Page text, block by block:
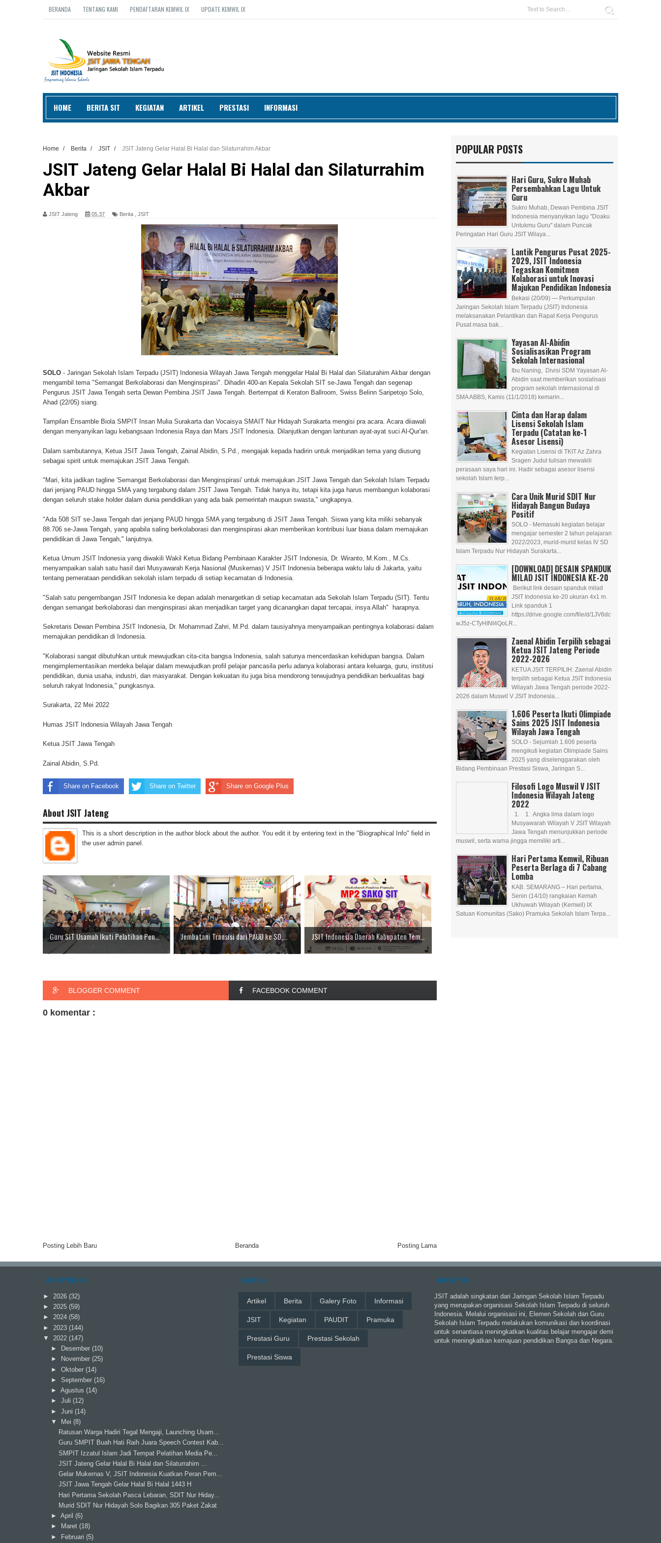
BERANDA TENTANG KAMI PENDAFTARAN KEMWIL IX UPDATE KEMWIL IX
HOME BERITA SIT KEGIATAN ARTIKEL PRESTASI INFORMASI
Home / Berita / JSIT / JSIT Jateng Gelar Halal Bi Halal dan Silaturrahim Akbar
JSIT Jateng Gelar Halal Bi Halal dan Silaturrahim
Akbar
JSIT Jateng 05.37 Berita JSIT
SOLO - Jaringan Sekolah Islam Terpadu (JSIT) Indonesia Wilayah Jawa Tengah menggelar Halal Bi Halal dan Silaturahim Akbar dengan
mengambil tema "Semangat Berkolaborasi dan Menginspirasi". Dihadiri 400-an Kepala Sekolah SIT se-Jawa Tengah dan segenap
Pengurus JSIT Jawa Tengah serta Dewan Pembina JSIT Jawa Tengah. Bertempat di Keraton Ballroom, Swiss Belinn Saripetojo Solo,
Ahad (22/05) siang.
Tampilan Ensamble Biola SMPIT Insan Mulia Surakarta dan Vocaisya SMAIT Nur Hidayah Surakarta mengisi pra acara. Acara diiawali
dengan menyanyikan lagu kebangsaan Indonesia Raya dan Mars JSIT Indonesia. Dilanjutkan dengan lantunan ayat-ayat suci Al-Qur'an.
Dalam sambutannya, Ketua JSIT Jawa Tengah, Zainal Abidin, S.Pd., mengajak kepada hadirin untuk menjadikan tema yang diusung
sebagai spirit untuk memajukan JSIT Jawa Tengah.
"Mari, kita jadikan tagline 'Semangat Berkolaborasi dan Menginspirasi' untuk memajukan JSIT Jawa Tengah dan Sekolah Islam Terpadu
dari jenjang PAUD hingga SMA yang tergabung dalam JSIT Jawa Tengah. Tidak hanya itu, tetapi kita juga harus membangun kolaborasi
dengan seluruh stake holder dalam dunia pendidikan yang ada baik pemerintah maupun swasta," ungkapnya.
"Ada 508 SIT se-Jawa Tengah dari jenjang PAUD hingga SMA yang tergabung di JSIT Jawa Tengah. Siswa yang kita miliki sebanyak
88.706 se-Jawa Tengah, yang apabila saling berkolaborasi dan menginspirasi akan memberikan kontribusi luar biasa dalam memajukan
pendidikan di Jawa Tengah," lanjutnya.
Ketua Umum JSIT Indonesia yang diwakili Wakil Ketua Bidang Pembinaan Karakter JSIT Indonesia, Dr. Wiranto, M.Kom., M.Cs.
menyampaikan salah satu hasil dari Musyawarah Kerja Nasional (Muskernas) V JSIT Indonesia beberapa waktu lalu di Jakarta, yaitu
tentang pemerataan pendidikan sekolah islam terpadu di setiap kecamatan di Indonesia.
"Salah satu pengembangan JSIT Indonesia ke depan adalah menargetkan di setiap kecamatan ada Sekolah Islam Terpadu (SIT). Tentu
dengan semangat berkolaborasi dan menginspirasi akan menjadikan target yang dicanangkan dapat tercapai, insya Allah" harapnya.
Sekretaris Dewan Pembina JSIT Indonesia, Dr. Mohammad Zahri, M.Pd. dalam tausiyahnya menyampaikan pentingnya kolaborasi dalam
memajukan pendidikan di Indonesia.
"Kolaborasi sangat dibutuhkan untuk mewujudkan cita-cita bangsa Indonesia, salah satunya mencerdaskan kehidupan bangsa. Dalam
mengimplementasikan merdeka belajar dalam mewujudkan profil pelajar pancasila perlu adanya kolaborasi antara keluarga, guru, institusi
pendidikan, dunia usaha, industri, dan masyarakat. Dengan kekuatan itu juga bisa mendorong terwujudnya pendidikan berkualitas bagi
seluruh rakyat Indonesia," pungkasnya.
Surakarta, 22 Mei 2022
Humas JSIT Indonesia Wilayah Jawa Tengah
Ketua JSIT Jawa Tengah
Zainal Abidin, S.Pd.
Share on Facebook Share on Twitter Share on Google Plus
About JSIT Jateng
This is a short description in the author block about the author. You edit it by entering text in the "Biographical Info" field in
the user admin panel.
Guru SIT Usamah Ikuti Pelatihan Pen... Jembatani Transisi dari PAUD ke SD,... JSIT Indonesia Daerah Kabupaten Tem...
BLOGGER COMMENT FACEBOOK COMMENT
0 komentar :
Posting Lebih Baru Posting Lama
Beranda
POPULAR POSTS
Hari Guru, Sukro Muhab
Persembahkan Lagu Untuk
Guru
Sukro Muhab, Dewan Pembina JSIT
Indonesia menyanyikan lagu "Doaku
Untukmu Guru" dalam Puncak
Peringatan Hari Guru JSIT Wilaya...
Lantik Pengurus Pusat 2025-
2029, JSIT Indonesia
Tegaskan Komitmen
Kolaborasi untuk Inovasi
Majukan Pendidikan Indonesia
Bekasi (20/09) — Perkumpulan
Jaringan Sekolah Islam Terpadu (JSIT) Indonesia
melaksanakan Pelantikan dan Rapat Kerja Pengurus
Pusat masa bak...
Yayasan Al-Abidin
Sosialisasikan Program
Sekolah Internasional
Ibu Naning, Divisi SDM Yayasan Al-
Abidin saat memberikan sosialisasi
program sekolah internasional di
SMA ABBS, Kamis (11/1/2018) kemarin...
Cinta dan Harap dalam
Lisensi Sekolah Islam
Terpadu (Catatan ke-1
Asesor Lisensi)
Kegiatan Lisensi di TKIT Az Zahra
Sragen Judul tulisan mewakili
perasaan saya hari ini. Hadir sebagai asesor lisensi
sekolah Islam terp...
Cara Unik Murid SDIT Nur
Hidayah Bangun Budaya
Positif
SOLO - Memasuki kegiatan belajar
mengajar semester 2 tahun pelajaran
2022/2023, murid-murid kelas IV SD
Islam Terpadu Nur Hidayah Surakarta...
[DOWNLOAD] DESAIN SPANDUK
MILAD JSIT INDONESIA KE-20
Berikut link desain spanduk milad
JSIT Indonesia ke-20 ukuran 4x1 m.
Link spanduk 1
https://drive.google.com/file/d/1JV6dc
wJ5z-CTyHINt4QoLR...
Zaenal Abidin Terpilih sebagai
Ketua JSIT Jateng Periode
2022-2026
KETUA JSIT TERPILIH: Zaenal Abidin
terpilih sebagai Ketua JSIT Indonesia
Wilayah Jawa Tengah periode 2022-
2026 dalam Muswil V JSIT Indonesia...
1.606 Peserta Ikuti Olimpiade
Sains 2025 JSIT Indonesia
Wilayah Jawa Tengah
SOLO - Sejumlah 1.606 peserta
mengikuti kegiatan Olimpiade Sains
2025 yang diselenggarakan oleh
Bidang Pembinaan Prestasi Siswa, Jaringan S...
Filosofi Logo Muswil V JSIT
Indonesia Wilayah Jateng
2022
1. 1. Angka lima dalam logo
Musyawarah Wilayah V JSIT Wilayah
Jawa Tengah menunjukkan periode
muswil, serta warna jingga memiliki arti...
Hari Pertama Kemwil, Ribuan
Peserta Berlaga di 7 Cabang
Lomba
KAB. SEMARANG – Hari pertama,
Senin (14/10) rangkaian Kemah
Ukhuwah Wilayah (Kemwil) IX
Satuan Komunitas (Sako) Pramuka Sekolah Islam Terpa...
ARSIP BLOG
► 2026 (32)
► 2025 (59)
► 2024 (58)
► 2023 (144)
▼ 2022 (147)
►
Desember (10)
►
November (25)
► Oktober (14)
► September (16)
► Agustus (14)
► Juli (12)
► Juni (14)
▼
Mei (8)
Ratusan Warga Hadiri Tegal Mengaji, Launching Usam...
Guru SMPIT Buah Hati Raih Juara Speech Contest Kab...
SMPIT Izzatul Islam Jadi Tempat Pelatihan Media Pe...
JSIT Jateng Gelar Halal Bi Halal dan Silaturrahim ...
Gelar Mukernas V, JSIT Indonesia Kuatkan Peran Pem...
JSIT Jawa Tengah Gelar Halal Bi Halal 1443 H
Hari Pertama Sekolah Pasca Lebaran, SDIT Nur Hiday...
Murid SDIT Nur Hidayah Solo Bagikan 305 Paket Zakat
► April (6)
►
Maret (18)
► Februari (5)
LABELS
Artikel Berita Galery Foto Informasi
JSIT Kegiatan PAUDIT Pramuka
Prestasi Guru Prestasi Sekolah
Prestasi Siswa
ABOUT US
JSIT adalah singkatan dari Jaringan Sekolah Islam Terpadu
yang merupakan organisasi Sekolah Islam Terpadu di seluruh
Indonesia. Melalui organisasi ini, Elemen Sekolah dan Guru
Sekolah Islam Terpadu melakukan komunikasi dan koordinasi
untuk senantiasa meningkatkan kualitas belajar mengajar demi
untuk meningkatkan kemajuan pendidikan Bangsa dan Negara.